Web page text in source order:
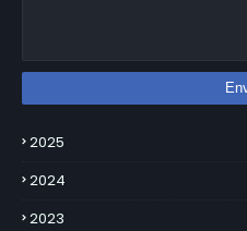
2025
2024
2023